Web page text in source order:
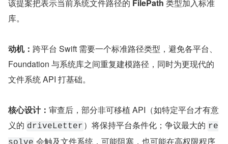
该提案把表示当前系统文件路径的 FilePath 类型加入标准
库。
动机： 跨平台 Swift 需要一个标准路径类型，避免各平台、
Foundation 与系统库之间重复建模路径，同时为更现代的
文件系统 API 打基础。
核心设计： 审查后，部分非可移植 API（如特定平台才有意
义的 driveLetter ）将保持平台条件化；争议最大的 re
会触及文件系统，可能阻塞，也可能在高权限程序